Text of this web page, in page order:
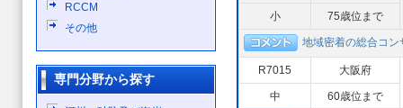
小 75歳位まで
地域密着の総合コ
R7015 大阪府
中 60歳位まで
RCCM
その他
専門分野から探す